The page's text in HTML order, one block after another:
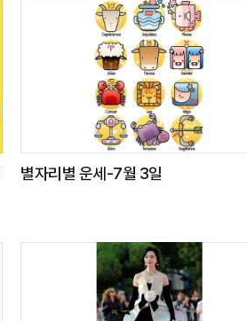
별자리별 운세-7월 3일